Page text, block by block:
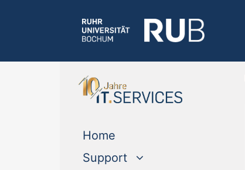
Home
Support